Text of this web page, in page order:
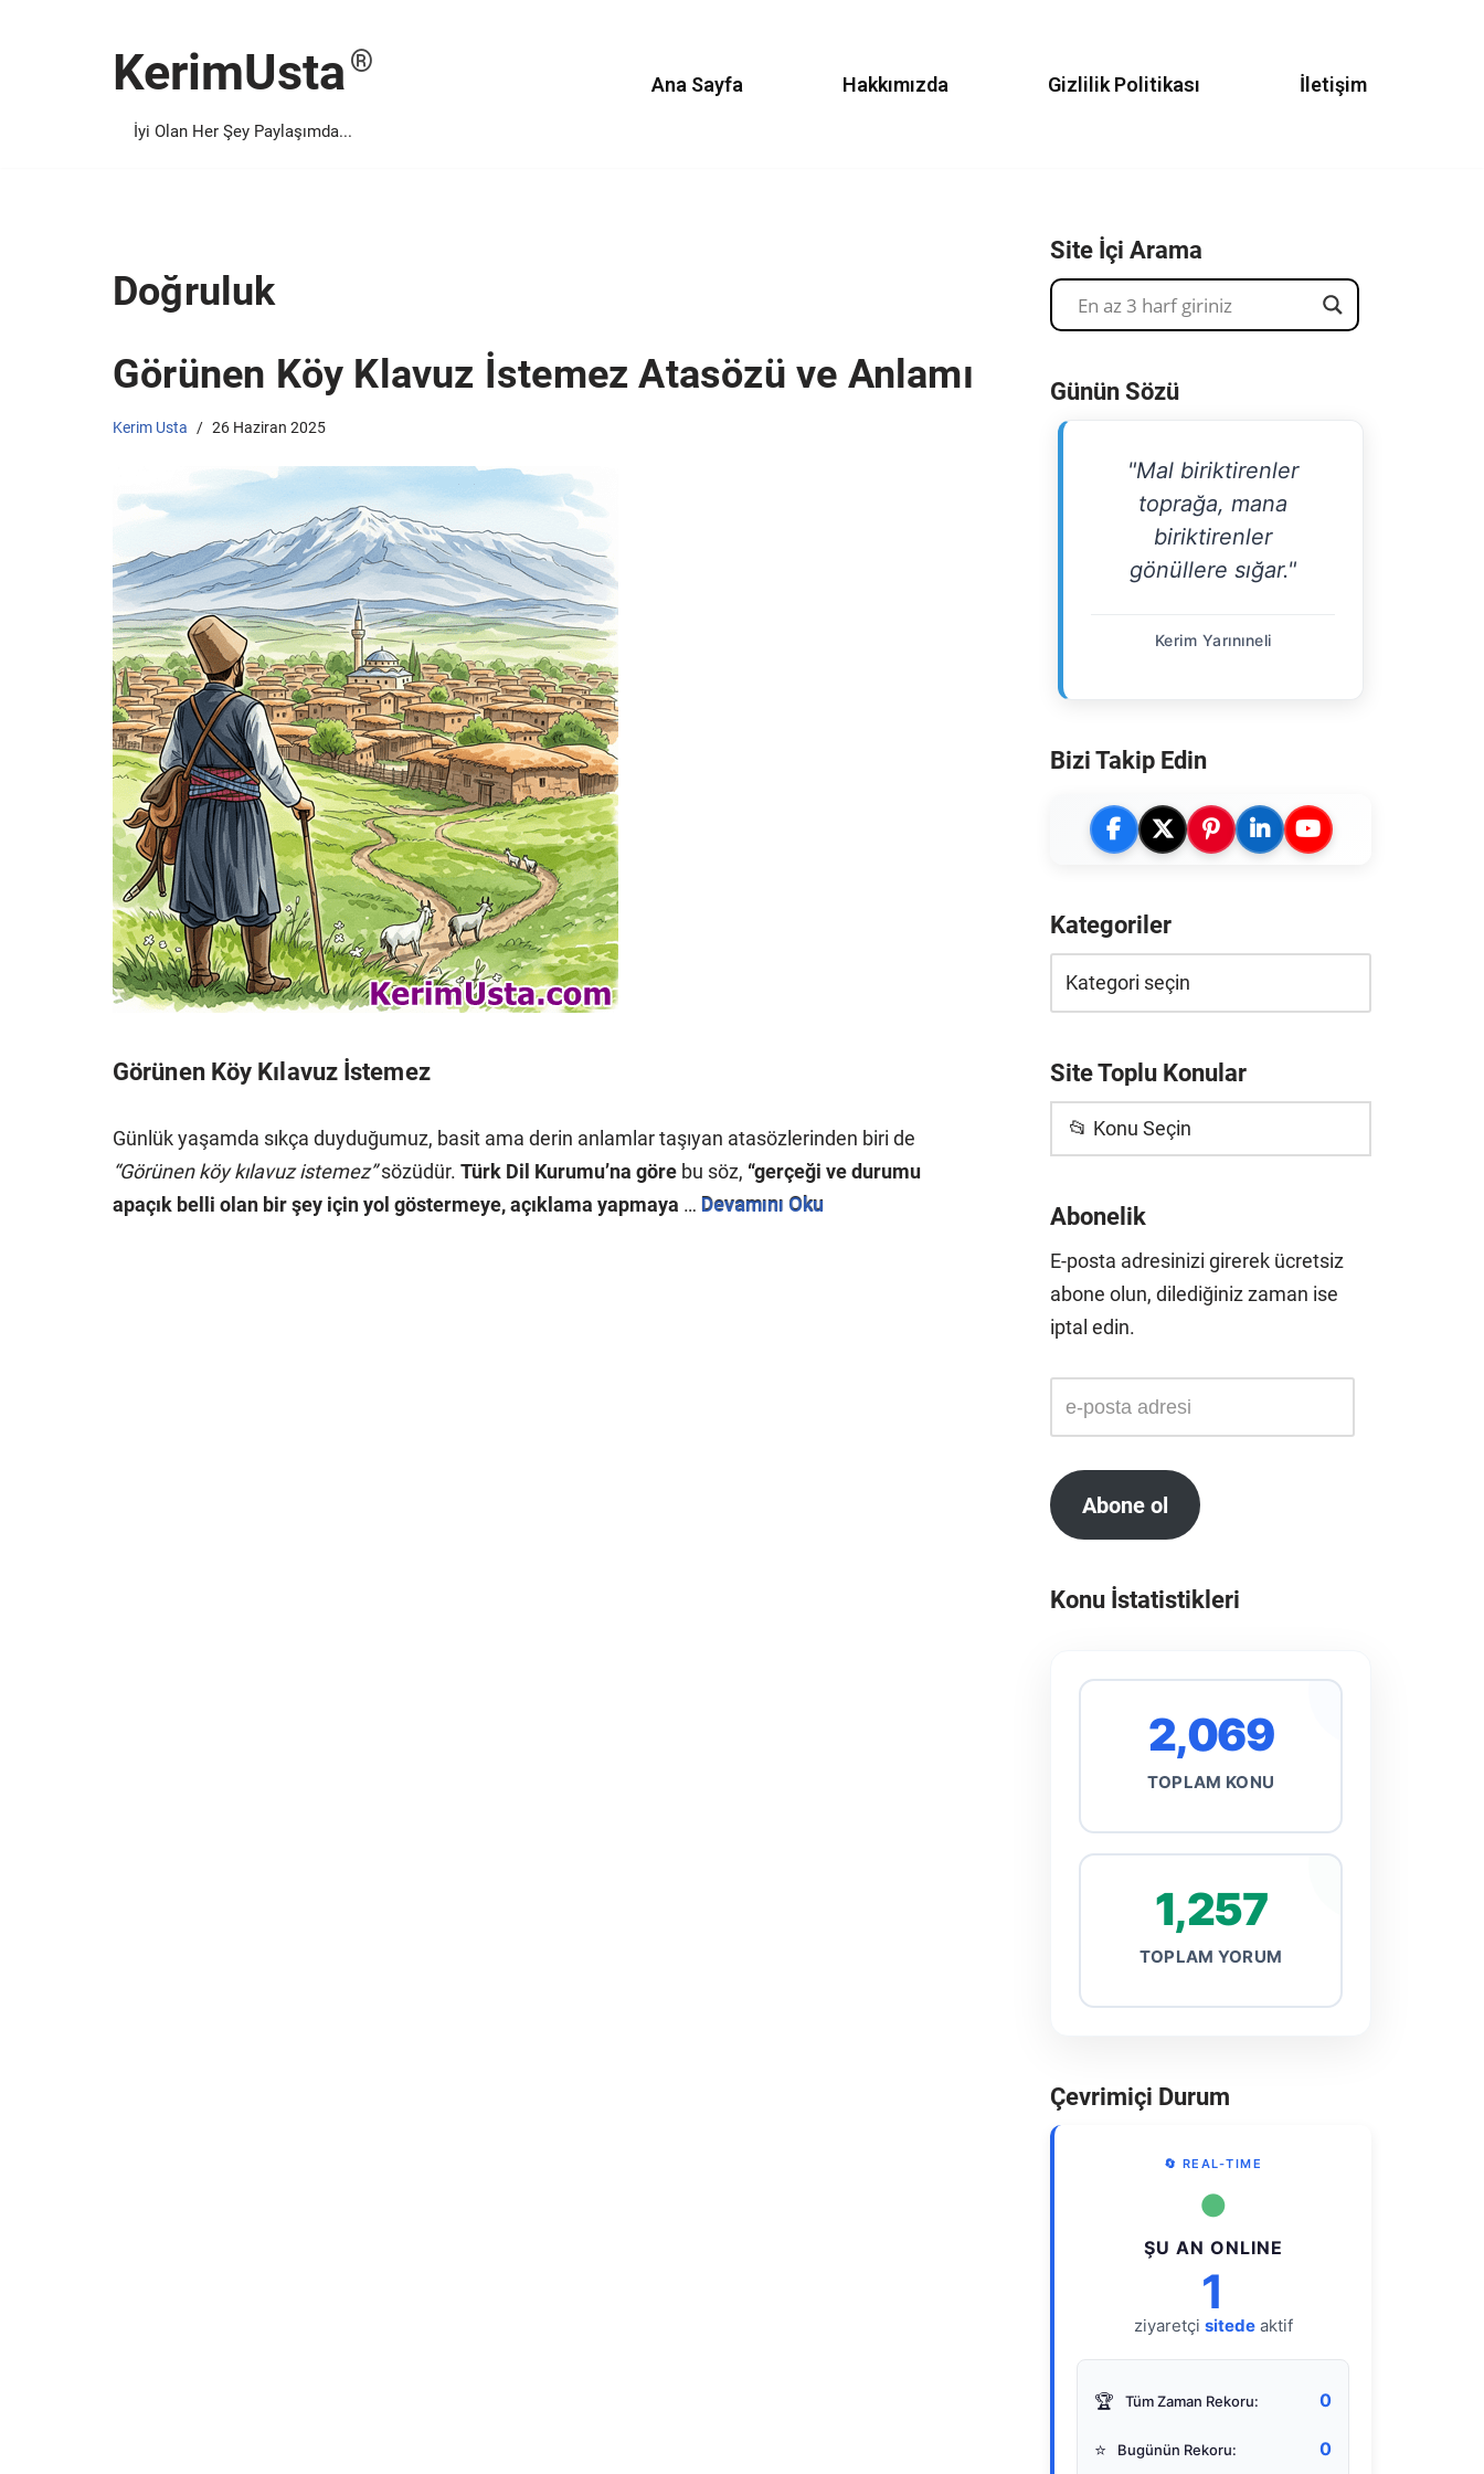
KerimUsta
İyi Olan Her Şey Paylaşımda...
Ana Sayfa Hakkımızda Gizlilik Politikası İletişim
Doğruluk
Görünen Köy Klavuz İstemez Atasözü ve Anlamı
Kerim Usta 26 Haziran 2025
Görünen Köy Kılavuz İstemez
Günlük yaşamda sıkça duyduğumuz, basit ama derin anlamlar taşıyan atasözlerinden biri de
“Görünen köy kılavuz istemez”sözüdür. Türk Dil Kurumu’na göre bu söz, “gerçeği ve durumu
apaçık belli olan bir şey için yol göstermeye, açıklama yapmaya … Devamını Oku
Site İçi Arama
Günün Sözü
"Mal biriktirenler
toprağa, mana
biriktirenler
gönüllere sığar."
Kerim Yarınıneli
Bizi Takip Edin
Kategoriler
Site Toplu Konular
📂 Konu Seçin
Abonelik
E-posta adresinizi girerek ücretsiz
abone olun, dilediğiniz zaman ise
iptal edin.
Abone ol
Konu İstatistikleri
2,069
TOPLAM KONU
1,257
TOPLAM YORUM
Çevrimiçi Durum
🔄 REAL-TIME
●
ŞU AN ONLINE
1
ziyaretçi sitedeaktif
🏆 Tüm Zaman Rekoru: 0
⭐ Bugünün Rekoru: 0